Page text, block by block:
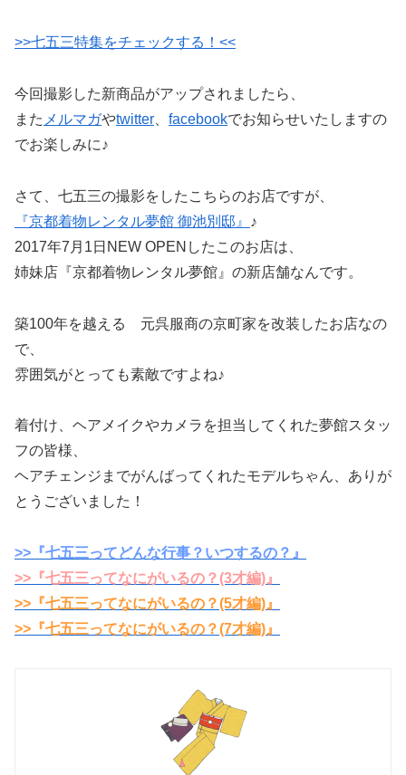
>>七五三特集をチェックする！<<
今回撮影した新商品がアップされましたら、
また メルマガやtwitter facebookでお知らせいたしますの
でお楽しみに♪
さて、七五三の撮影をしたこちらのお店ですが、
『京都着物レンタル夢館 御池別邸』 ♪
2017年7月1日NEW OPENしたこのお店は、
姉妹店『京都着物レンタル夢館』の新店舗なんです。
築100年を越える 元呉服商の京町家を改装したお店なの
で、
雰囲気がとっても素敵ですよね♪
着付け、ヘアメイクやカメラを担当してくれた夢館スタッ
フの皆様、
ヘアチェンジまでがんばってくれたモデルちゃん、ありが
とうございました！
>>『七五三ってどんな行事？いつするの？』
>>『七五三ってなにがいるの？(3才編)』
>>『七五三ってなにがいるの？(5才編)』
>>『七五三ってなにがいるの？(7才編)』